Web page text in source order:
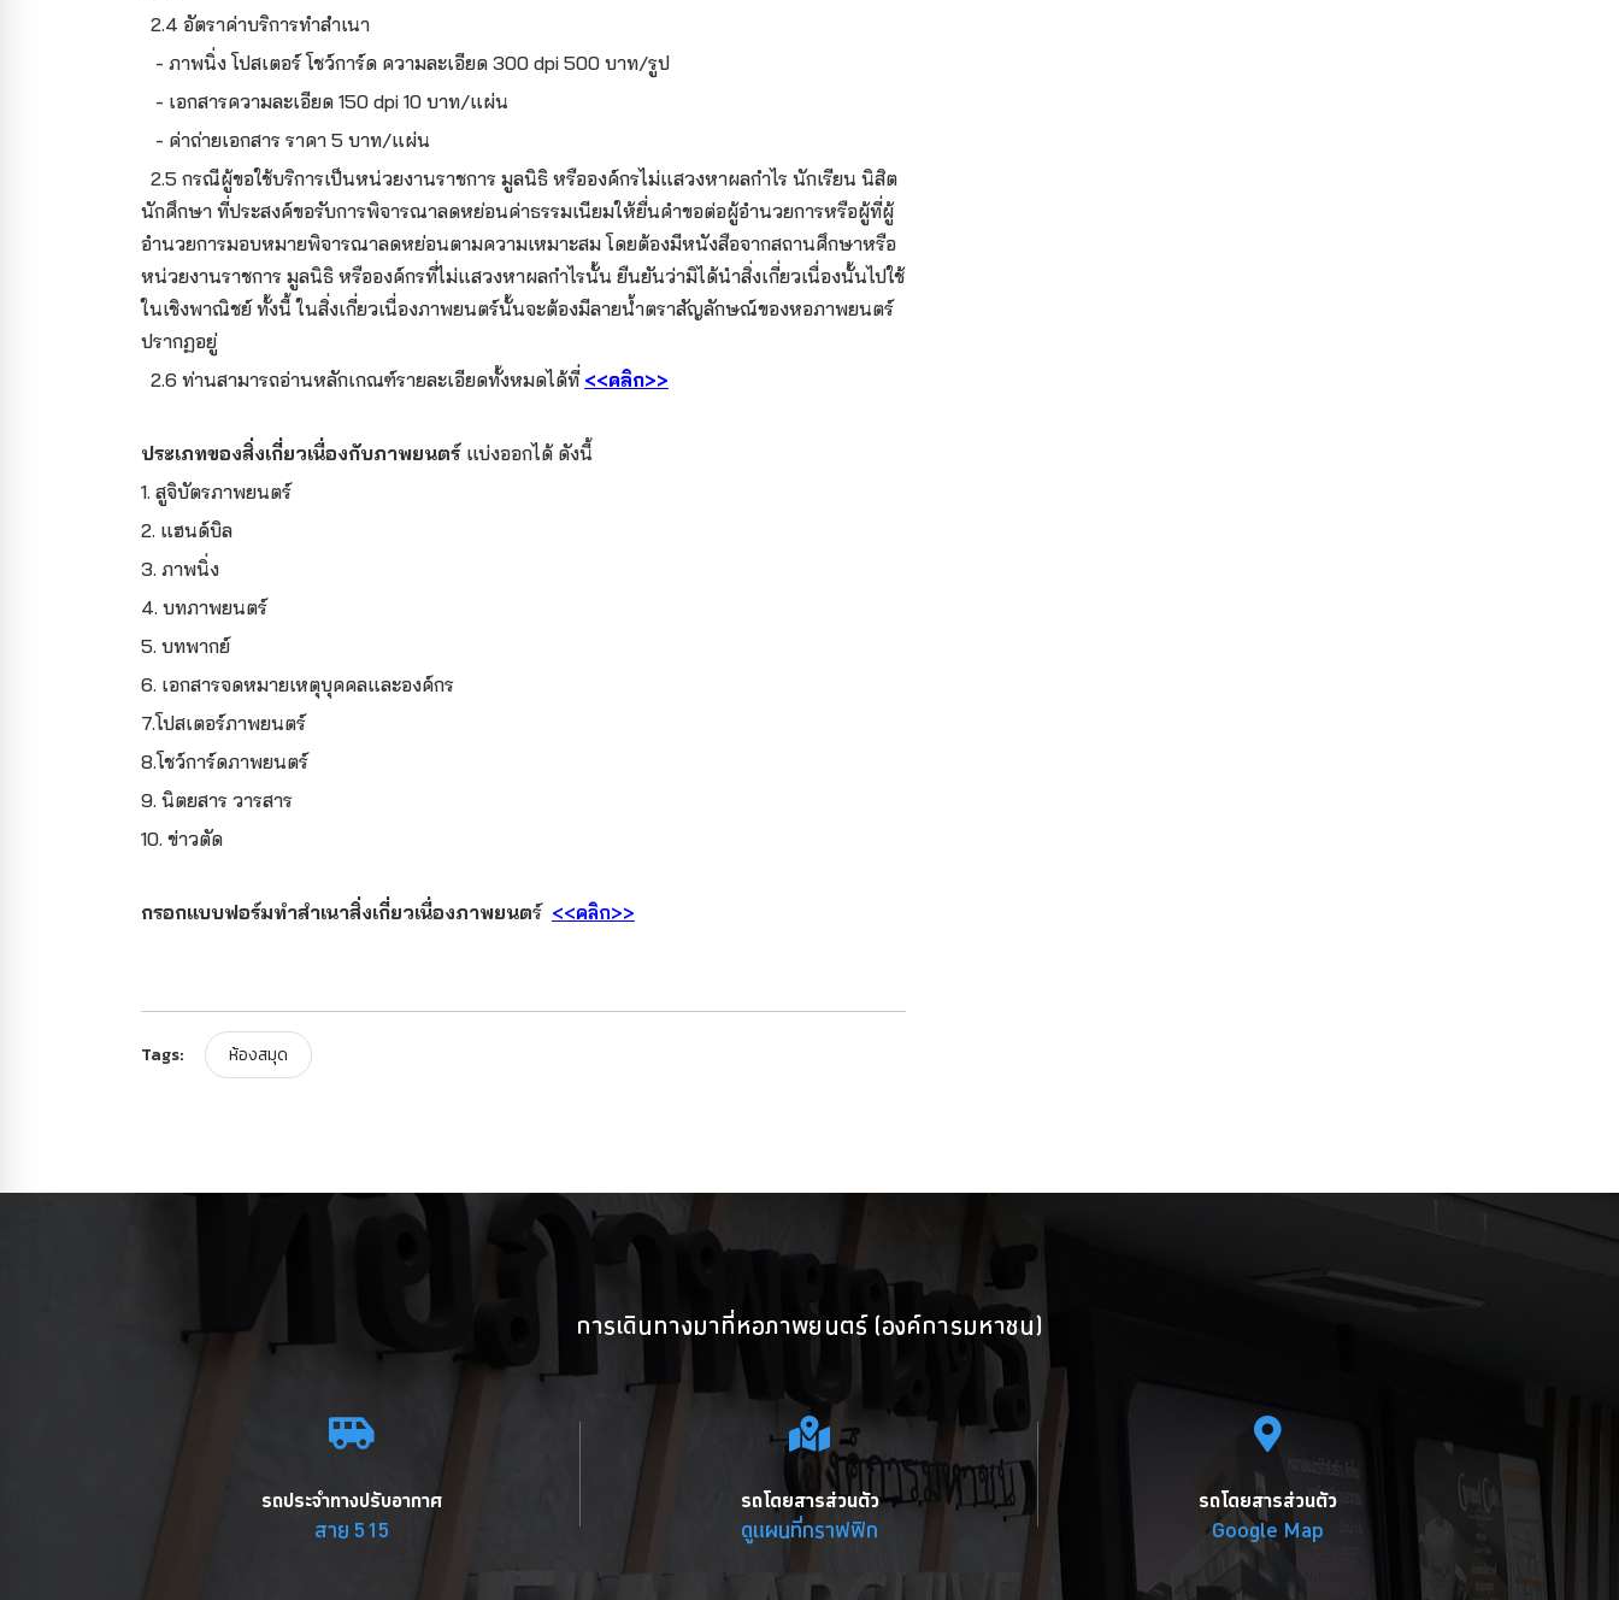
2.4 อัตราค่าบริการทำสำเนา
- ภาพนิ่ง โปสเตอร์ โชว์การ์ด ความละเอียด 300 dpi 500 บาท/รูป
- เอกสารความละเอียด 150 dpi 10 บาท/แผ่น
- ค่าถ่ายเอกสาร ราคา 5 บาท/แผ่น
2.5 กรณีผู้ขอใช้บริการเป็นหน่วยงานราชการ มูลนิธิ หรือองค์กรไม่แสวงหาผลกำไร นักเรียน นิสิต
นักศึกษา ที่ประสงค์ขอรับการพิจารณาลดหย่อนค่าธรรมเนียมให้ยื่นคำขอต่อผู้อำนวยการหรือผู้ที่ผู้
อำนวยการมอบหมายพิจารณาลดหย่อนตามความเหมาะสม โดยต้องมีหนังสือจากสถานศึกษาหรือ
หน่วยงานราชการ มูลนิธิ หรือองค์กรที่ไม่แสวงหาผลกำไรนั้น ยืนยันว่ามิได้นำสิ่งเกี่ยวเนื่องนั้นไปใช้
ในเชิงพาณิชย์ ทั้งนี้ ในสิ่งเกี่ยวเนื่องภาพยนตร์นั้นจะต้องมีลายน้ำตราสัญลักษณ์ของหอภาพยนตร์
ปรากฏอยู่
2.6 ท่านสามารถอ่านหลักเกณฑ์รายละเอียดทั้งหมดได้ที่ <<คลิก>>
ประเภทของสิ่งเกี่ยวเนื่องกับภาพยนตร์ แบ่งออกได้ ดังนี้
1. สูจิบัตรภาพยนตร์
2. แฮนด์บิล
3. ภาพนิ่ง
4. บทภาพยนตร์
5. บทพากย์
6. เอกสารจดหมายเหตุบุคคลและองค์กร
7.โปสเตอร์ภาพยนตร์
8.โชว์การ์ดภาพยนตร์
9. นิตยสาร วารสาร
10. ข่าวตัด
กรอกแบบฟอร์มทำสำเนาสิ่งเกี่ยวเนื่องภาพยนตร์ <<คลิก>>
Tags: ห้องสมุด
การเดินทางมาที่หอภาพยนตร์ (องค์การมหาชน)
รถประจำทางปรับอากาศ
สาย 515
รถโดยสารส่วนตัว
ดูแผนที่กราฟฟิก
รถโดยสารส่วนตัว
Google Map